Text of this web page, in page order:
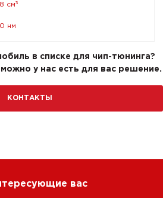
см³
нм
в списке для чип-тюнинга?
у нас есть для вас решение.
КОНТАКТЫ
вас